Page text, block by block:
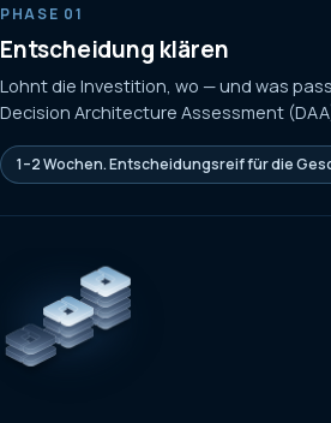
PHASE 01
Entscheidung klären
Lohnt die Investition, wo — und was
Decision Architecture Assessment
1–2 Wochen. Entscheidungsreif für die